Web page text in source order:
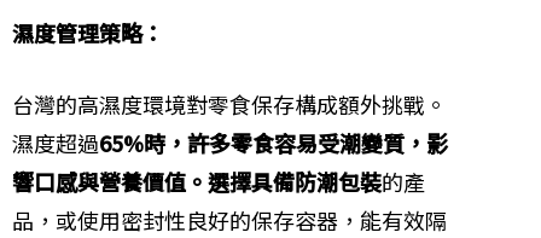
濕度管理策略：
台灣的高濕度環境對零食保存構成額外挑戰。
濕度超過65%時，許多零食容易受潮變質，影
響口感與營養價值。選擇具備防潮包裝的產
品，或使用密封性良好的保存容器，能有效隔